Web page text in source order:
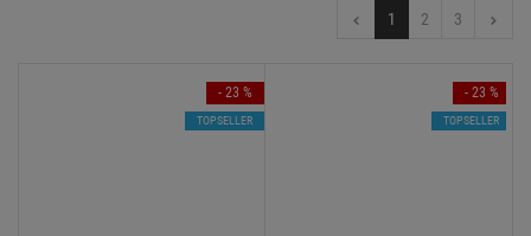
1 2 3
- 23 %
TOPSELLER
- 23 %
TOPSELLER